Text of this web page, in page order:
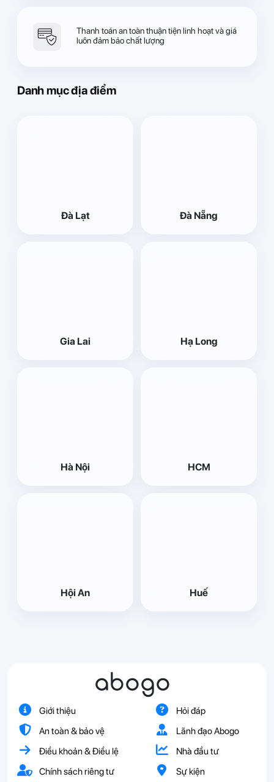
Thanh toán an toàn thuận tiện linh hoạt và giá
luôn đảm bảo chất lượng
Danh mục địa điểm
Đà Lạt Đà Nẵng
Gia Lai Hạ Long
Hà Nội HCM
Hội An Huế
abogo
Giới thiệu
An toàn & bảo vệ
Điều khoản & Điều lệ
Chính sách riêng tư
Hỏi đáp
Lãnh đạo Abogo
Nhà đầu tư
Sự kiện